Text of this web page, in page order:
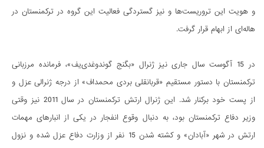
و هویت این تروریست‌ها و نیز گستردگی فعالیت این گروه در ترکمنستان در
هاله‌ای از ابهام قرار گرفت.
در 15 آگوست سال جاری نیز ژنرال «بگنج گوندوغدی‌یف»، فرمانده مرزبانی
ترکمنستان با دستور مستقیم «قربانقلی بردی محمداف» از درجه ژنرالی عزل و
از پست خود برکنار شد. این ژنرال ارتش ترکمنستان در سال 2011 نیز وقتی
وزیر دفاع ترکمنستان بود، به دنبال وقوع انفجار در یکی از انبارهای مهمات
ارتش در شهر «آبادان» و کشته شدن 15 نفر از وزارت دفاع عزل شده و نزول